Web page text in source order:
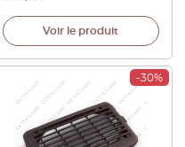
Voir le produit
-30%